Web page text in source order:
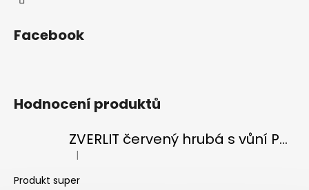
Facebook
Hodnocení produktů
ZVERLIT červený hrubá s vůní Podestýlka kočka 10kg
Hodnocení produktu je 5 z 5 hvězdiček.
|
Produkt super